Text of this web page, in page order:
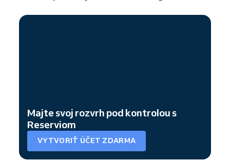
Majte svoj rozvrh pod kontrolou s
Reserviom
VYTVORIŤ ÚČET ZDARMA